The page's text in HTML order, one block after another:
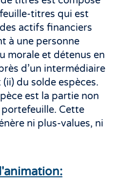
titres qui est
des actifs financiers
à une personne
morale et détenus en
d’un intermédiaire
du solde espèces.
est la partie non
Cette
ni plus-values, ni